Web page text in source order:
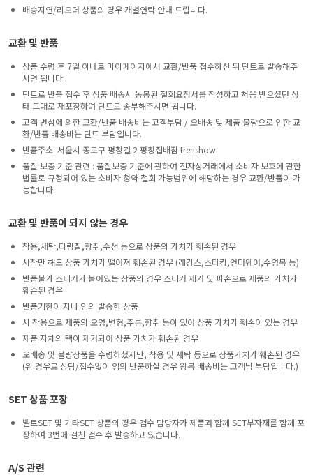
배송지연/리오더 상품의 경우 개별연락 안내 드립니다.
교환 및 반품
상품 수령 후 7일 이내로 마이페이지에서 교환/반품 접수하신 뒤 딘트로 발송해주
시면 됩니다.
딘트로 반품 접수 후 상품 배송시 동봉된 철회요청서를 작성하고 처음 받으셨던 상
태 그대로 재포장하여 딘트로 송부해주시면 됩니다.
고객 변심에 의한 교환/반품 배송비는 고객부담 / 오배송 및 제품 불량으로 인한 교
환/반품 배송비는 딘트 부담입니다.
반품주소: 서울시 종로구 평창길 2 평창집배점 trenshow
품질 보증 기준 관련 : 품질보증 기준에 관하여 전자상거래에서 소비자 보호에 관한
법률로 규정되어 있는 소비자 청약 철회 가능범위에 해당하는 경우 교환/반품이 가
능합니다.
교환 및 반품이 되지 않는 경우
착용,세탁,다림질,향취,수선 등으로 상품의 가치가 훼손된 경우
시착만 해도 상품 가치가 떨어져 훼손된 경우 (레깅스,스타킹,언더웨어,수영복 등)
반품불가 스티커가 붙어있는 상품의 경우 스티커 제거 및 파손으로 제품의 가치가
훼손된 경우
반품기한이 지나 임의 발송한 상품
시 착용으로 제품의 오염,변형,주름,향취 등이 있어 상품 가치가 훼손이 있는 경우
제품 자체의 택이 제거되어 상품 가치가 훼손된 경우
오배송 및 불량상품을 수령하셨지만, 착용 및 세탁 등으로 상품가치가 훼손된 경우
(위 경우로 상담/접수없이 임의 반품하실 경우 왕복 배송비는 고객님 부담입니다.)
SET 상품 포장
벨트SET 및 기타SET 상품의 경우 검수 담당자가 제품과 함께 SET부자재를 함께 포
장하여 3번에 걸친 검수 후 발송하고 있습니다.
A/S 관련